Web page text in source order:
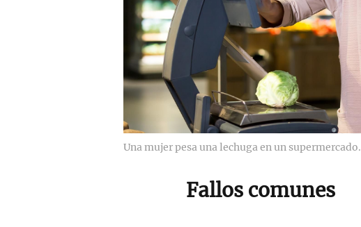
Una mujer pesa una lechuga en un supermercado.
Fallos comunes